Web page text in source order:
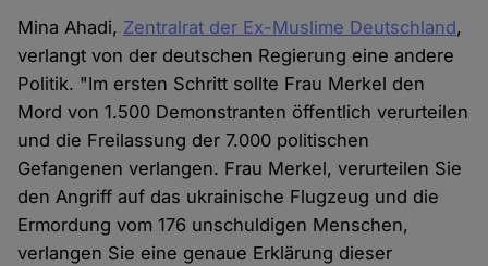
Mina Ahadi, Zentralrat der Ex-Muslime Deutschland,
verlangt von der deutschen Regierung eine andere
Politik. "Im ersten Schritt sollte Frau Merkel den
Mord von 1.500 Demonstranten öffentlich verurteilen
und die Freilassung der 7.000 politischen
Gefangenen verlangen. Frau Merkel, verurteilen Sie
den Angriff auf das ukrainische Flugzeug und die
Ermordung vom 176 unschuldigen Menschen,
verlangen Sie eine genaue Erklärung dieser